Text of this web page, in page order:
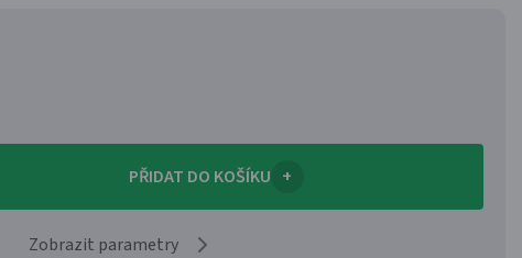
PŘIDAT DO KOŠÍKU +
Zobrazit parametry